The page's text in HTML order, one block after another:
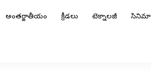
అంతర్జాతీయం క్రీడలు టెక్నాలజీ సినిమా